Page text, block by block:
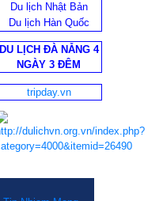
Du lịch Nhật Bản
Du lịch Hàn Quốc
DU LỊCH ĐÀ NẴNG 4
NGÀY 3 ĐÊM
tripday.vn